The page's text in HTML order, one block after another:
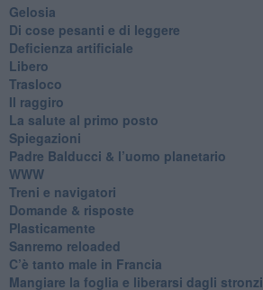
Gelosia
Di cose pesanti e di leggere
​Deficienza artificiale
Libero
Trasloco
Il raggiro
​La salute al primo posto
Spiegazioni
Padre Balducci & l’uomo planetario
WWW
​Treni e navigatori
​Domande & risposte
​Plasticamente
Sanremo reloaded
C’è tanto male in Francia
​Mangiare la foglia e liberarsi dagli stronzi